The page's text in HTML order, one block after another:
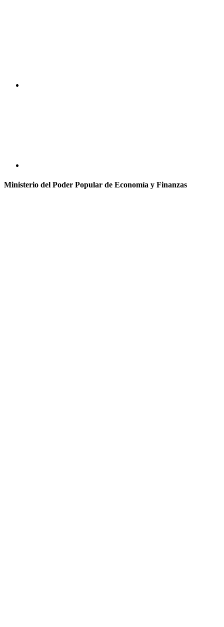
Ministerio del Poder Popular de Economía y Finanzas